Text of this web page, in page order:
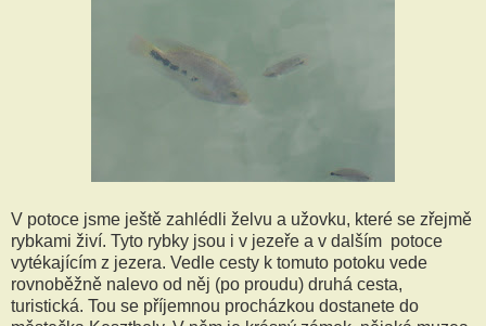
V potoce jsme ještě zahlédli želvu a užovku, které se zřejmě
rybkami živí. Tyto rybky jsou i v jezeře a v dalším potoce
vytékajícím z jezera. Vedle cesty k tomuto potoku vede
rovnoběžně nalevo od něj (po proudu) druhá cesta,
turistická. Tou se příjemnou procházkou dostanete do